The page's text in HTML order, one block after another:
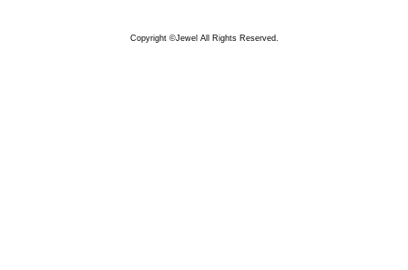
Copyright ©Jewel All Rights Reserved.